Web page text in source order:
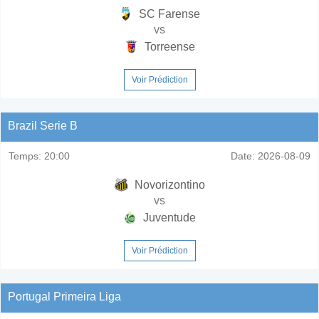
SC Farense
vs
Torreense
Voir Prédiction
Brazil Serie B
Temps: 20:00 Date: 2026-08-09
Novorizontino
vs
Juventude
Voir Prédiction
Portugal Primeira Liga